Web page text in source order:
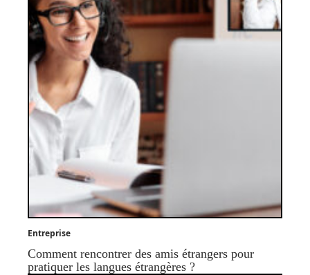
Entreprise
Comment rencontrer des amis étrangers pour
pratiquer les langues étrangères ?